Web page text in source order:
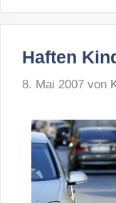
Haften
8. Mai 2007 von